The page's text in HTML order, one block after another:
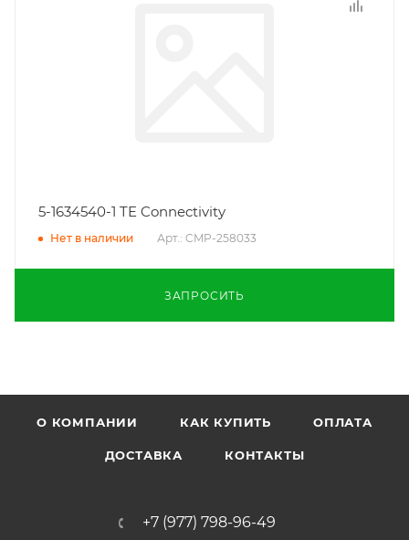
5-1634540-1 TE Connectivity
Нет в наличии Арт.: CMP-258033
ЗАПРОСИТЬ
О КОМПАНИИ КАК КУПИТЬ ОПЛАТА
ДОСТАВКА КОНТАКТЫ
+7 (977) 798-96-49